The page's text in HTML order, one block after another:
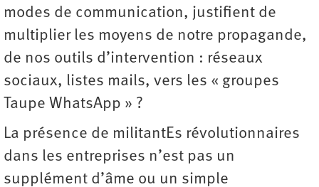
modes de communication, justifient de
multiplier les moyens de notre propagande,
de nos outils d’intervention : réseaux
sociaux, listes mails, vers les « groupes
Taupe WhatsApp » ?
La présence de militantEs révolutionnaires
dans les entreprises n’est pas un
supplément d’âme ou un simple